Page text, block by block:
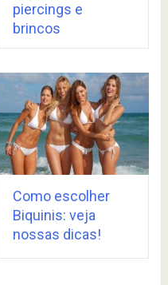
piercings e
brincos
Como escolher
Biquinis: veja
nossas dicas!